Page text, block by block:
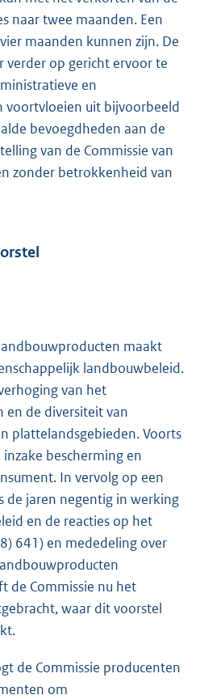
naar twee maanden. Een
maanden kunnen zijn. De
verder op gericht ervoor te
en
voortvloeien uit bijvoorbeeld
bevoegdheden aan de
van de Commissie van
zonder betrokkenheid van
maakt
landbouwbeleid.
van het
en de diversiteit van
plattelandsgebieden. Voorts
bescherming en
In vervolg op een
de jaren negentig in werking
en de reacties op het
641) en mededeling over
de Commissie nu het
waar dit voorstel
de Commissie producenten
om